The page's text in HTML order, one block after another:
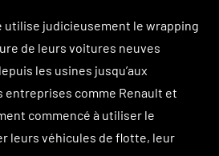
utilise judicieusement le wrapping
de leurs voitures neuves
les usines jusqu’aux
entreprises comme Renault et
commencé à utiliser le
leurs véhicules de flotte, leur